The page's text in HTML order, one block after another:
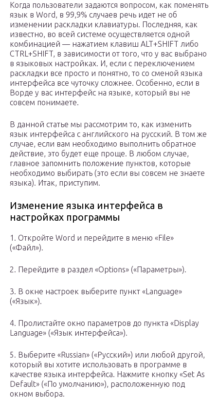
Когда пользователи задаются вопросом, как поменять
язык в Word, в 99,9% случаев речь идет не об
изменении раскладки клавиатуры. Последняя, как
известно, во всей системе осуществляется одной
комбинацией — нажатием клавиш ALT+SHIFT либо
CTRL+SHIFT, в зависимости от того, что у вас выбрано
в языковых настройках. И, если с переключением
раскладки все просто и понятно, то со сменой языка
интерфейса все чуточку сложнее. Особенно, если в
Ворде у вас интерфейс на языке, который вы не
совсем понимаете.
В данной статье мы рассмотрим то, как изменить
язык интерфейса с английского на русский. В том же
случае, если вам необходимо выполнить обратное
действие, это будет еще проще. В любом случае,
главное запомнить положение пунктов, которые
необходимо выбирать (это если вы совсем не знаете
языка). Итак, приступим.
Изменение языка интерфейса в
настройках программы
1. Откройте Word и перейдите в меню «File»
(«Файл»).
2. Перейдите в раздел «Options» («Параметры»).
3. В окне настроек выберите пункт «Language»
(«Язык»).
4. Пролистайте окно параметров до пункта «Display
Language» («Язык интерфейса»).
5. Выберите «Russian» («Русский») или любой другой,
который вы хотите использовать в программе в
качестве языка интерфейса. Нажмите кнопку «Set As
Default» («По умолчанию»), расположенную под
окном выбора.